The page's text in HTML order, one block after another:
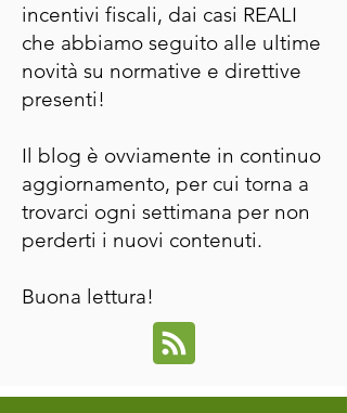
incentivi fiscali, dai casi REALI
che abbiamo seguito alle ultime
novità su normative e direttive
presenti!
Il blog è ovviamente in continuo
aggiornamento, per cui torna a
trovarci ogni settimana per non
perderti i nuovi contenuti.
Buona lettura!